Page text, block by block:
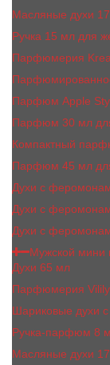
Масляные духи
Ручка 15 мл для
Парфюмерия
Парфюм Apple
Парфюм 30 мл
Компактный
Парфюм 45 мл
Духи с
Духи с
Духи с
Мужской
Духи 65 мл
Парфюмерия
Шариковые духи
Ручка-парфюм 8
Масляные духи